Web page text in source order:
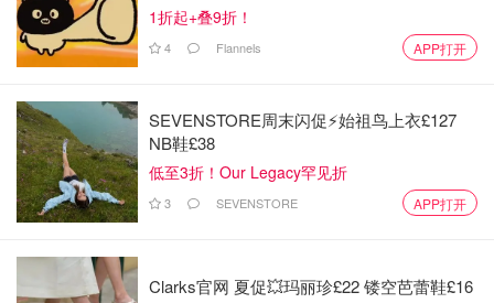
1折起+叠9折！
4 Flannels APP打开
SEVENSTORE周末闪促⚡️始祖鸟上衣£127
NB鞋£38
低至3折！Our Legacy罕见折
3 SEVENSTORE APP打开
Clarks官网 夏促💥玛丽珍£22 镂空芭蕾鞋£16